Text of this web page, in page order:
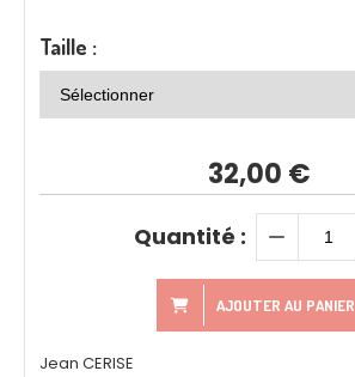
Taille :
32,00 €
Quantité :
AJOUTER AU PANIER
Jean CERISE